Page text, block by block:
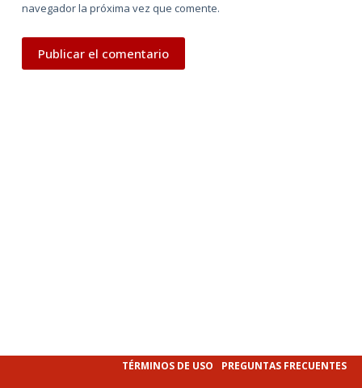
navegador la próxima vez que comente.
Publicar el comentario
TÉRMINOS DE USO PREGUNTAS FRECUENTES